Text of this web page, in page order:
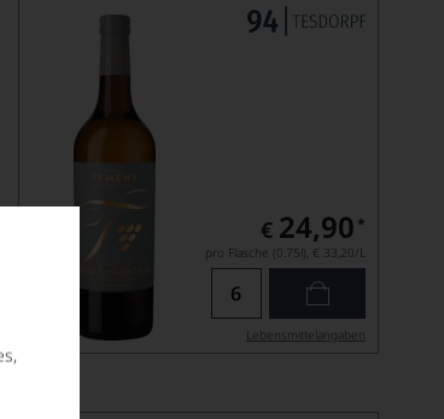
€ 24,90 *
pro Flasche (0.75l), € 33,20/L
Lebensmittel­angaben